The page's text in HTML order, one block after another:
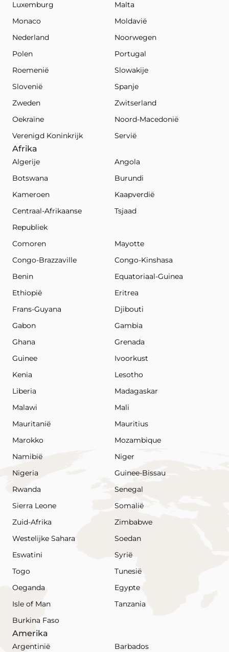
Luxemburg
Malta
Monaco
Moldavië
Nederland
Noorwegen
Polen
Portugal
Roemenië
Slowakije
Slovenië
Spanje
Zweden
Zwitserland
Oekraïne
Noord-Macedonië
Verenigd Koninkrijk
Servië
Afrika
Algerije
Angola
Botswana
Burundi
Kameroen
Kaapverdië
Centraal-Afrikaanse
Republiek
Tsjaad
Comoren
Mayotte
Congo-Brazzaville
Congo-Kinshasa
Benin
Equatoriaal-Guinea
Ethiopië
Eritrea
Frans-Guyana
Djibouti
Gabon
Gambia
Ghana
Grenada
Guinee
Ivoorkust
Kenia
Lesotho
Liberia
Madagaskar
Malawi
Mali
Mauritanië
Mauritius
Marokko
Mozambique
Namibië
Niger
Nigeria
Guinee-Bissau
Rwanda
Senegal
Sierra Leone
Somalië
Zuid-Afrika
Zimbabwe
Westelijke Sahara
Soedan
Eswatini
Syrië
Togo
Tunesië
Oeganda
Egypte
Isle of Man
Tanzania
Burkina Faso
Amerika
Argentinië
Barbados